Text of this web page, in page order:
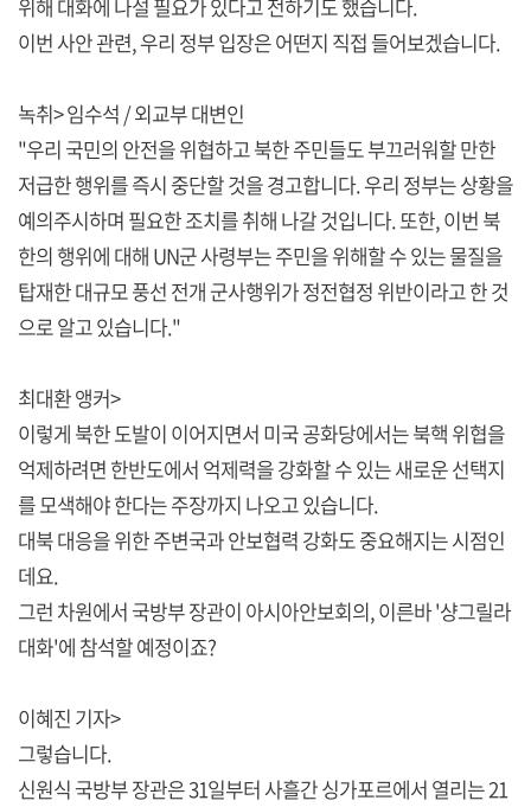
위해 대화에 나설 필요가 있다고 전하기도 했습니다.
이번 사안 관련, 우리 정부 입장은 어떤지 직접 들어보겠습니다.
녹취> 임수석 / 외교부 대변인
"우리 국민의 안전을 위협하고 북한 주민들도 부끄러워할 만한
저급한 행위를 즉시 중단할 것을 경고합니다. 우리 정부는 상황을
예의주시하며 필요한 조치를 취해 나갈 것입니다. 또한, 이번 북
한의 행위에 대해 UN군 사령부는 주민을 위해할 수 있는 물질을
탑재한 대규모 풍선 전개 군사행위가 정전협정 위반이라고 한 것
으로 알고 있습니다."
최대환 앵커>
이렇게 북한 도발이 이어지면서 미국 공화당에서는 북핵 위협을
억제하려면 한반도에서 억제력을 강화할 수 있는 새로운 선택지
를 모색해야 한다는 주장까지 나오고 있습니다.
대북 대응을 위한 주변국과 안보협력 강화도 중요해지는 시점인
데요.
그런 차원에서 국방부 장관이 아시아안보회의, 이른바 '샹그릴라
대화'에 참석할 예정이죠?
이혜진 기자>
그렇습니다.
신원식 국방부 장관은 31일부터 사흘간 싱가포르에서 열리는 21